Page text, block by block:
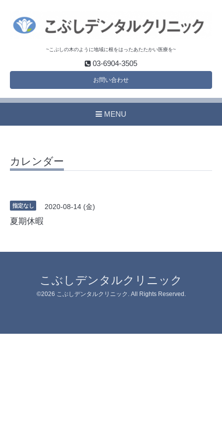
~こぶしの木のように地域に根をはったあたたかい医療を~
03-6904-3505
お問い合わせ
MENU
カレンダー
指定なし 2020-08-14 (金)
夏期休暇
こぶしデンタルクリニック
©2026 こぶしデンタルクリニック . All Rights Reserved.